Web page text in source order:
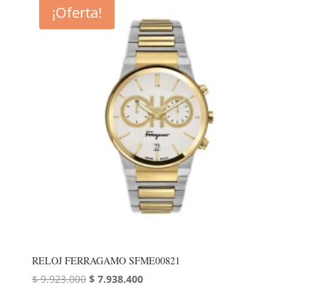
¡Oferta!
RELOJ FERRAGAMO SFME00821
$9.923.000 El
$7.938.400El